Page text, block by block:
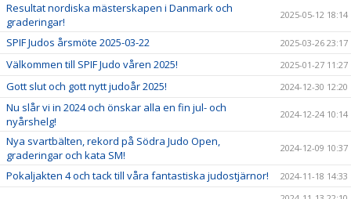
Resultat nordiska mästerskapen i Danmark och
graderingar!
2025-05-12 18:14
SPIF Judos årsmöte 2025-03-22 2025-03-26 23:17
Välkommen till SPIF Judo våren 2025! 2025-01-27 11:27
Gott slut och gott nytt judoår 2025! 2024-12-30 12:20
Nu slår vi in 2024 och önskar alla en fin jul- och
nyårshelg!
2024-12-24 10:14
Nya svartbälten, rekord på Södra Judo Open,
graderingar och kata SM!
2024-12-09 10:37
Pokaljakten 4 och tack till våra fantastiska judostjärnor!
2024-11-18 14:33